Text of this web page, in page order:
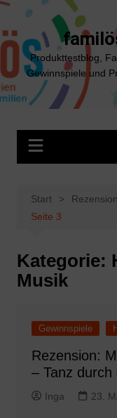
Zum
springen
Produkttestblog,
Gewinnspiele und
Start
Seite 3
Kategorie:
Musik
Gewinnspiele
Rezension:
– Tanz durch
Inga 23.